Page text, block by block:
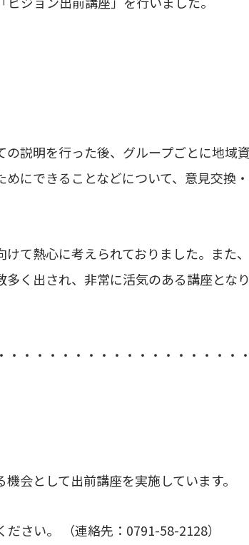
説明を行った後、グループごとに地域
にできることなどについて、意見交換・
て熱心に考えられておりました。また、
く出され、非常に活気のある講座とな
・・・・・・・・・・・・・・・・・・
会として出前講座を実施しています。
さい。 （連絡先：0791-58-2128）